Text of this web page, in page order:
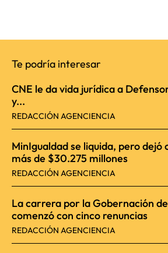
Te podría interesar
CNE le da vida jurídica a
y...
REDACCIÓN AGENCIENCIA
MinIgualdad se liquida, pero
más de $30.275 millones
REDACCIÓN AGENCIENCIA
La carrera por la Gobernación
comenzó con cinco renuncias
REDACCIÓN AGENCIENCIA